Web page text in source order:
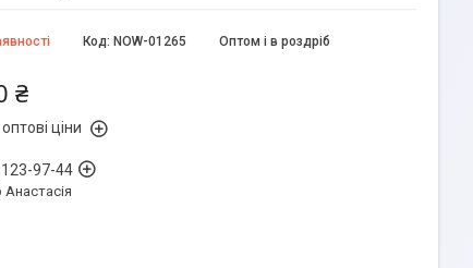
Оптом і в роздріб
Код: NOW-01265
₴
ціни
97-44